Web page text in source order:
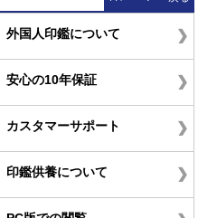
外国人印鑑について
安心の10年保証
カスタマーサポート
印鑑供養について